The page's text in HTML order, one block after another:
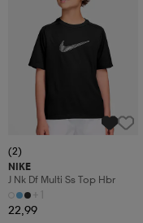
(2)
NIKE
J Nk Df Multi Ss Top Hbr
+1
22,99